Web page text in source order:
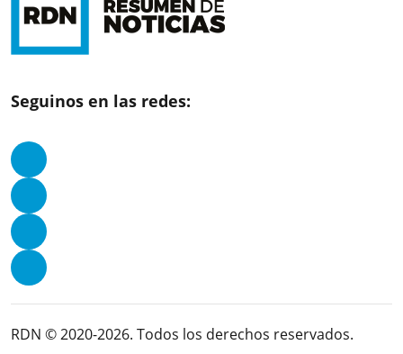
Seguinos en las redes:
RDN © 2020-2026. Todos los derechos reservados.